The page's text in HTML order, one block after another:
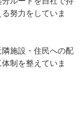
努力をしていま
施設・住民への配
制を整えていま